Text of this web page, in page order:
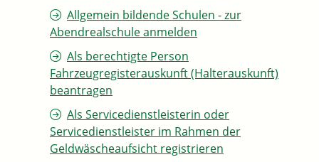
Allgemein bildende Schulen - zur
Abendrealschule anmelden
Als berechtigte Person
Fahrzeugregisterauskunft (Halterauskunft)
beantragen
Als Servicedienstleisterin oder
Servicedienstleister im Rahmen der
Geldwäscheaufsicht registrieren